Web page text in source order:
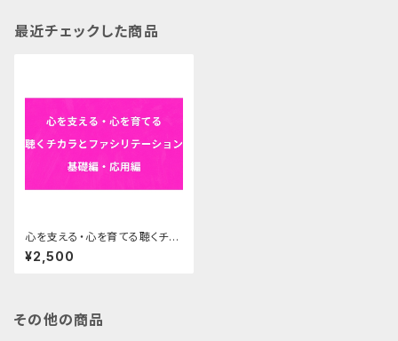
最近チェックした商品
心を支える・心を育てる聴くチカ
ラセミナー基礎・応用編
¥2,500
その他の商品